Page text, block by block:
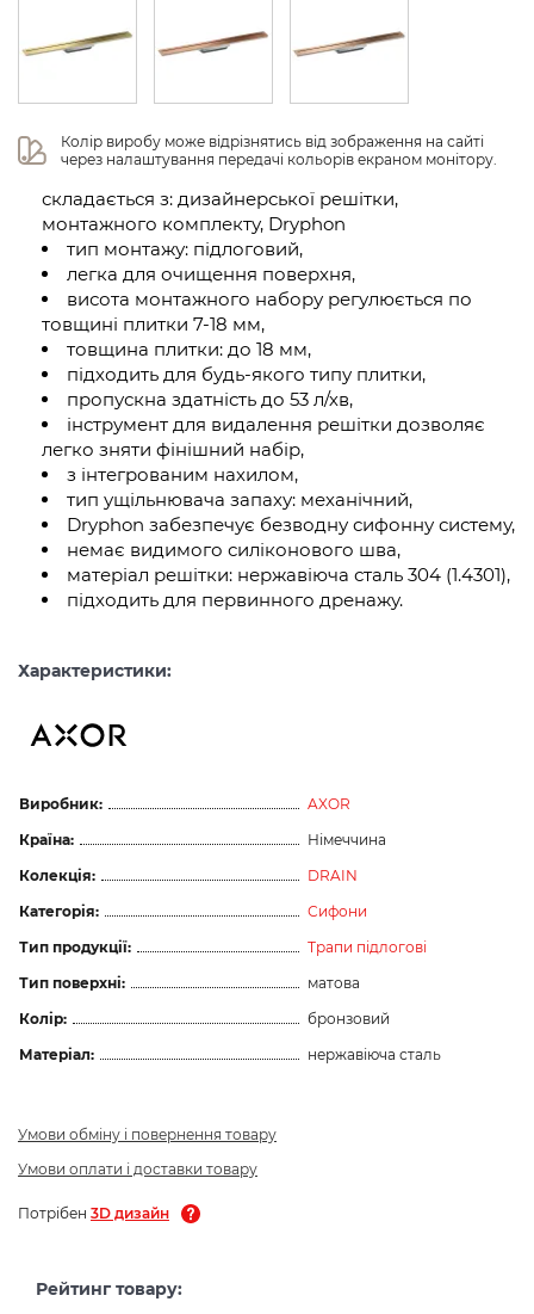
Колір виробу може відрізнятись від зображення на сайті
через налаштування передачі кольорів екраном монітору.
складається з: дизайнерської решітки,
монтажного комплекту, Dryphon
тип монтажу: підлоговий,
легка для очищення поверхня,
висота монтажного набору регулюється по
товщині плитки 7-18 мм,
товщина плитки: до 18 мм,
підходить для будь-якого типу плитки,
пропускна здатність до 53 л/хв,
інструмент для видалення решітки дозволяє
легко зняти фінішний набір,
з інтегрованим нахилом,
тип ущільнювача запаху: механічний,
Dryphon забезпечує безводну сифонну систему,
немає видимого силіконового шва,
матеріал решітки: нержавіюча сталь 304 (1.4301),
підходить для первинного дренажу.
Характеристики:
Виробник:
AXOR
Країна:
Німеччина
Колекція:
DRAIN
Категорія:
Сифони
Тип продукції:
Трапи підлогові
Тип поверхні:
матова
Колір:
бронзовий
Матеріал:
нержавіюча сталь
Умови обміну і повернення товару
Умови оплати і доставки товару
Потрібен 3D дизайн
Рейтинг товару: